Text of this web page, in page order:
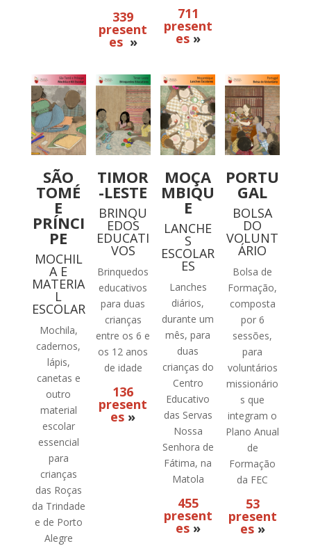
339
present
es »
711
present
es»
SÃO
TOMÉ
E
PRÍNCI
PE
MOCHIL
A E
MATERIA
L
ESCOLAR
Mochila,
cadernos,
lápis,
canetas e
outro
material
escolar
essencial
para
crianças
das Roças
da Trindade
e de Porto
Alegre
TIMOR
-LESTE
BRINQU
EDOS
EDUCATI
VOS
Brinquedos
educativos
para duas
crianças
entre os 6 e
os 12 anos
de idade
136
present
es »
MOÇA
MBIQU
E
LANCHE
S
ESCOLAR
ES
Lanches
diários,
durante um
mês, para
duas
crianças do
Centro
Educativo
das Servas
Nossa
Senhora de
Fátima, na
Matola
455
present
es»
PORTU
GAL
BOLSA
DO
VOLUNT
ÁRIO
Bolsa de
Formação,
composta
por 6
sessões,
para
voluntários
missionário
s que
integram o
Plano Anual
de
Formação
da FEC
53
present
es»